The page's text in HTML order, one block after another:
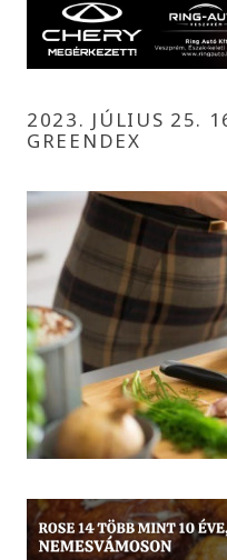
2023. JÚLIUS 25.
GREENDEX